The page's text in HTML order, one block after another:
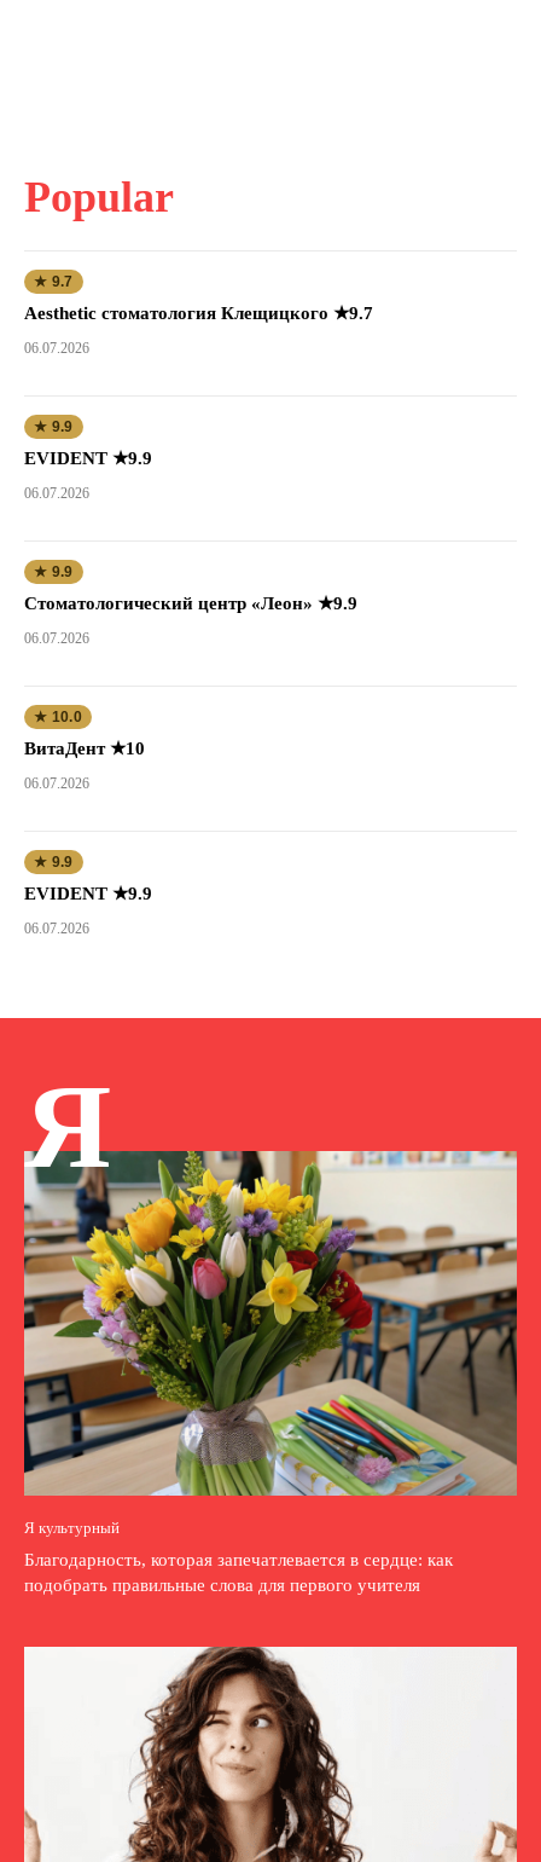
Popular
★ 9.7
Aesthetic стоматология Клещицкого ★9.7
06.07.2026
★ 9.9
EVIDENT ★9.9
06.07.2026
★ 9.9
Стоматологический центр «Леон» ★9.9
06.07.2026
★ 10.0
ВитаДент ★10
06.07.2026
★ 9.9
EVIDENT ★9.9
06.07.2026
Я
Я культурный
Благодарность, которая запечатлевается в сердце: как
подобрать правильные слова для первого учителя